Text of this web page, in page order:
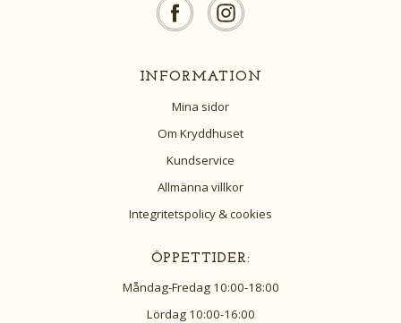
INFORMATION
Mina sidor
Om Kryddhuset
Kundservice
Allmänna villkor
Integritetspolicy & cookies
ÖPPETTIDER:
Måndag-Fredag 10:00-18:00
Lördag 10:00-16:00